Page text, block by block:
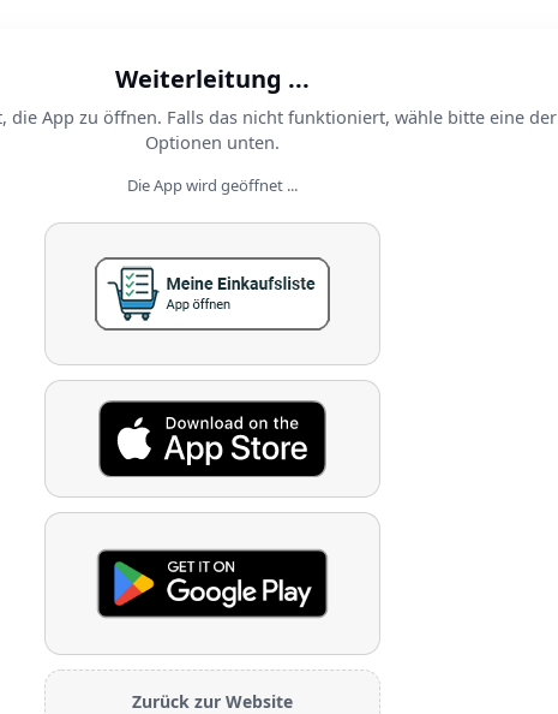
Weiterleitung ...
die App zu öffnen. Falls das nicht funktioniert, wähle bitte eine der
Optionen unten.
Die App wird geöffnet ...
Zurück zur Website